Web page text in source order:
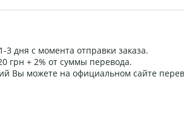
3 дня с момента отправки заказа.
грн + 2% от суммы перевода.
Вы можете на официальном сайте